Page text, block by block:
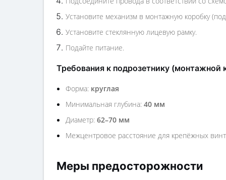
Установите механизм в монтажную коробку
Установите стеклянную лицевую рамку.
Подайте питание.
Требования к подрозетнику (монтажной
Форма: круглая
Минимальная глубина: 40 мм
Диаметр: 62–70 мм
Межцентровое расстояние для крепёжных
Меры предосторожности